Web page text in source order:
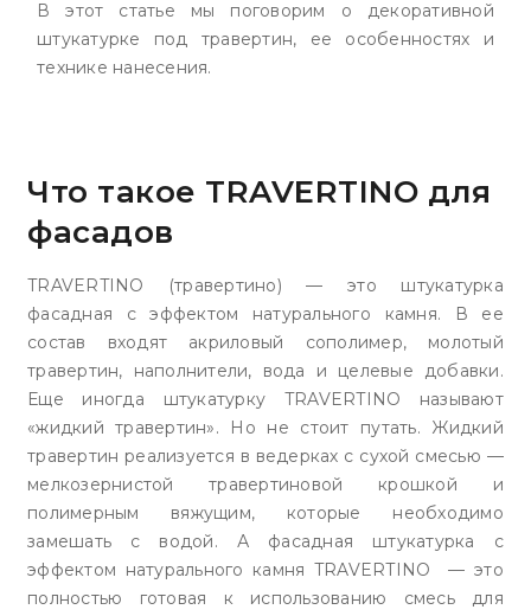
В этот статье мы поговорим о декоративной
штукатурке под травертин, ее особенностях и
технике нанесения.
Что такое TRAVERTINO для
фасадов
TRAVERTINO (травертино) — это штукатурка
фасадная с эффектом натурального камня. В ее
состав входят акриловый сополимер, молотый
травертин, наполнители, вода и целевые добавки.
Еще иногда штукатурку TRAVERTINO называют
«жидкий травертин». Но не стоит путать. Жидкий
травертин реализуется в ведерках с сухой смесью —
мелкозернистой травертиновой крошкой и
полимерным вяжущим, которые необходимо
замешать с водой. А фасадная штукатурка с
эффектом натурального камня TRAVERTINO — это
полностью готовая к использованию смесь для